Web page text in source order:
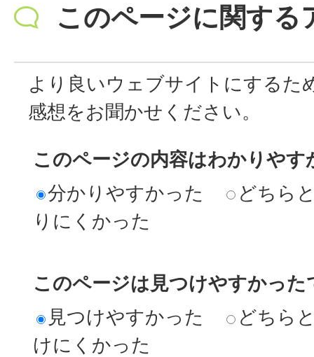
このページに関する
より良いウェブサイトにするた
感想をお聞かせください。
このページの内容はわかりやす
分かりやすかった
どちら
りにくかった
このページは見つけやすかった
見つけやすかった
どちら
けにくかった